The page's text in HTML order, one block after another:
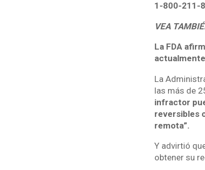
1-800-211-
VEA
La FDA
La
las más de
infractor
reversibles
remota”.
Y advirtió
obtener su